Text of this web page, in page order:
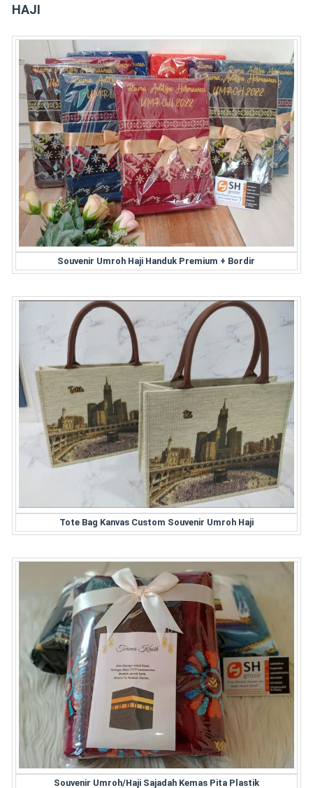
HAJI
Souvenir Umroh Haji Handuk Premium + Bordir
Tote Bag Kanvas Custom Souvenir Umroh Haji
Souvenir Umroh/Haji Sajadah Kemas Pita Plastik